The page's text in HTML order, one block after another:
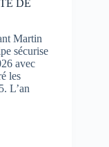
DE
Martin
sécurise
avec
les
L’an